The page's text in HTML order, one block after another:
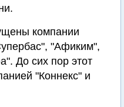
компании
"Афиким",
До сих пор этот
"Коннекс" и